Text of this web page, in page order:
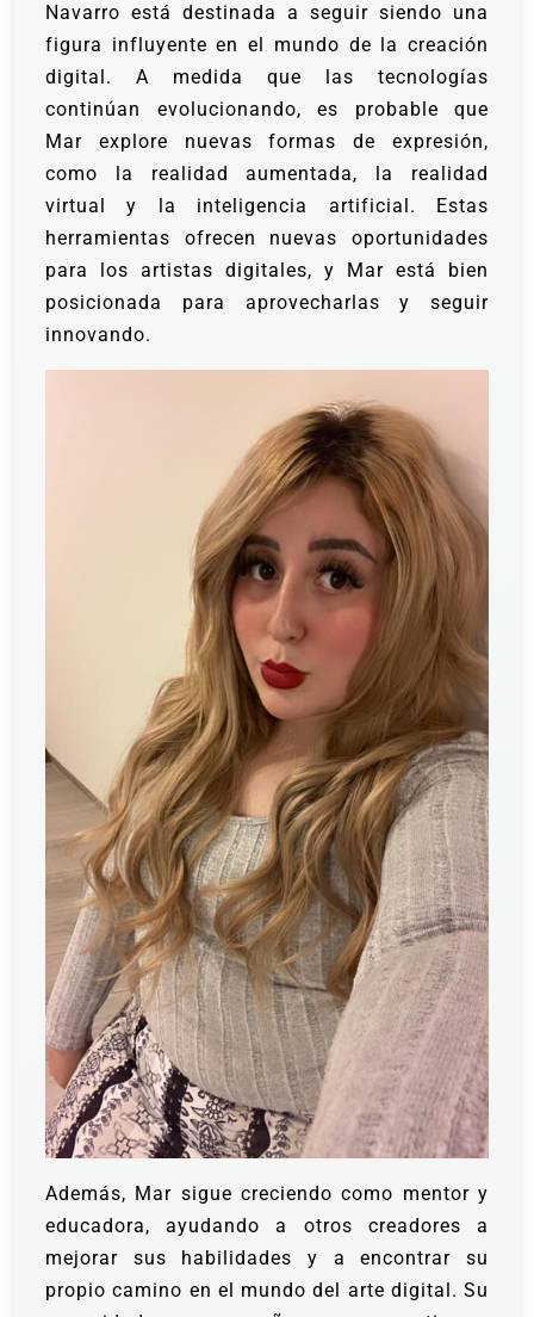
Navarro está destinada a seguir siendo una
figura influyente en el mundo de la creación
digital. A medida que las tecnologías
continúan evolucionando, es probable que
Mar explore nuevas formas de expresión,
como la realidad aumentada, la realidad
virtual y la inteligencia artificial. Estas
herramientas ofrecen nuevas oportunidades
para los artistas digitales, y Mar está bien
posicionada para aprovecharlas y seguir
innovando.
Además, Mar sigue creciendo como mentor y
educadora, ayudando a otros creadores a
mejorar sus habilidades y a encontrar su
propio camino en el mundo del arte digital. Su